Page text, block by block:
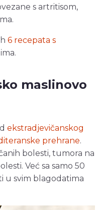
s artritisom,
6 recepata s
maslinovo
ekstradjevičanskog
prehrane.
bolesti, tumora na
Već sa samo 50
u svim blagodatima